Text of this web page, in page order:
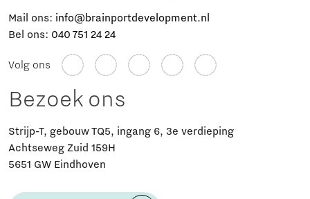
Mail ons: info@brainportdevelopment.nl
Bel ons: 040 751 24 24
Volg ons
Bezoek ons
Strijp-T, gebouw TQ5, ingang 6, 3e verdieping
Achtseweg Zuid 159H
5651 GW Eindhoven